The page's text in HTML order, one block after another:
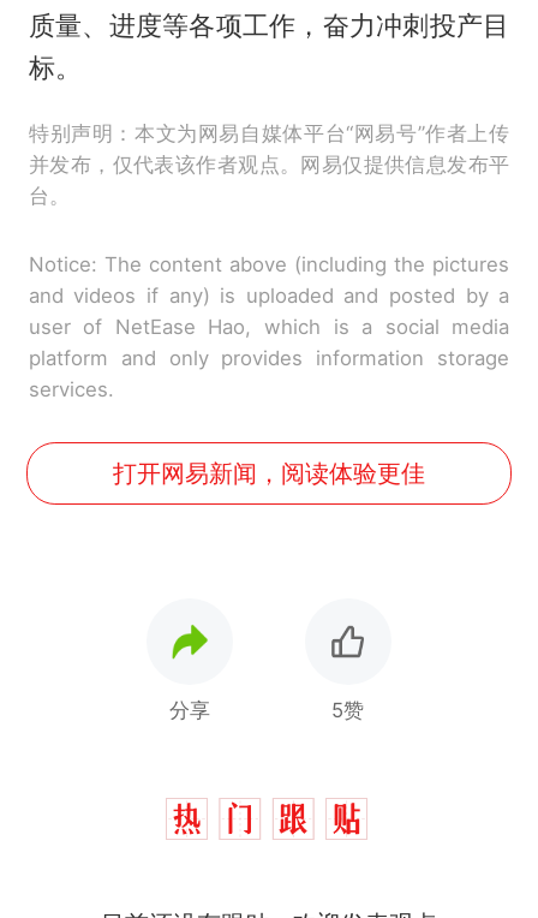
质量、进度等各项工作，奋力冲刺投产目
标。
特别声明：本文为网易自媒体平台“网易号”作者上传
并发布，仅代表该作者观点。网易仅提供信息发布平
台。
Notice: The content above (including the pictures
and videos if any) is uploaded and posted by a
user of NetEase Hao, which is a social media
platform and only provides information storage
services.
打开网易新闻，阅读体验更佳
分享 5赞